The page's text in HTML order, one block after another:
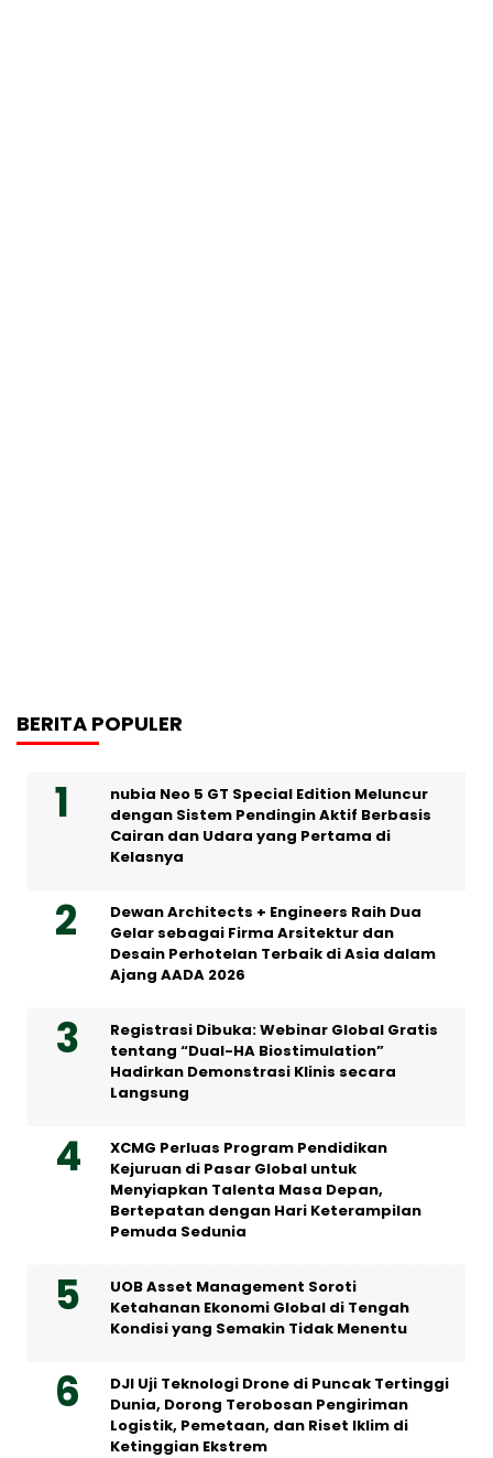
BERITA POPULER
nubia Neo 5 GT Special Edition Meluncur
dengan Sistem Pendingin Aktif Berbasis
Cairan dan Udara yang Pertama di
Kelasnya
Dewan Architects + Engineers Raih Dua
Gelar sebagai Firma Arsitektur dan
Desain Perhotelan Terbaik di Asia dalam
Ajang AADA 2026
Registrasi Dibuka: Webinar Global Gratis
tentang “Dual-HA Biostimulation”
Hadirkan Demonstrasi Klinis secara
Langsung
XCMG Perluas Program Pendidikan
Kejuruan di Pasar Global untuk
Menyiapkan Talenta Masa Depan,
Bertepatan dengan Hari Keterampilan
Pemuda Sedunia
UOB Asset Management Soroti
Ketahanan Ekonomi Global di Tengah
Kondisi yang Semakin Tidak Menentu
DJI Uji Teknologi Drone di Puncak Tertinggi
Dunia, Dorong Terobosan Pengiriman
Logistik, Pemetaan, dan Riset Iklim di
Ketinggian Ekstrem